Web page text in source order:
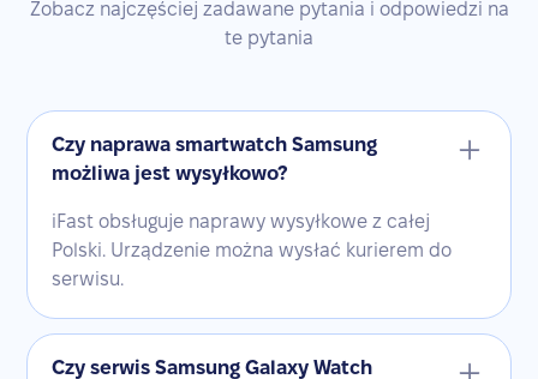
Zobacz najczęściej zadawane pytania i odpowiedzi na
te pytania
Czy naprawa smartwatch Samsung
możliwa jest wysyłkowo?
iFast obsługuje naprawy wysyłkowe z całej
Polski. Urządzenie można wysłać kurierem do
serwisu.
Czy serwis Samsung Galaxy Watch